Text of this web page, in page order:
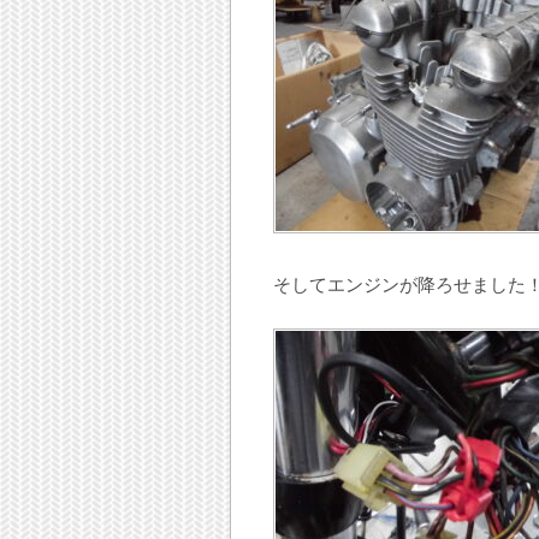
そしてエンジンが降ろせました